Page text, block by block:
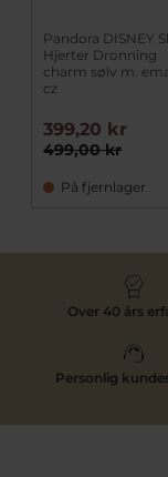
Pandora DISNEY
Hjerter Dronning
charm sølv m.
cz
499,00 kr
399,20 kr
På fjernlager
Over 40 års
Personlig